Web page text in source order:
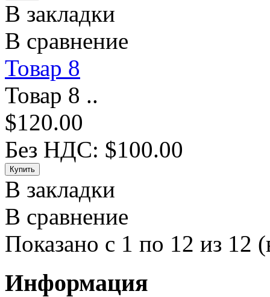
В закладки
В сравнение
Товар 8
Товар 8 ..
$120.00
Без НДС: $100.00
В закладки
В сравнение
Показано с 1 по 12 из 12
Информация